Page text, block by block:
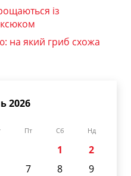
із
на який гриб схожа
2026
Пт Сб Нд
1
2
7 8
9